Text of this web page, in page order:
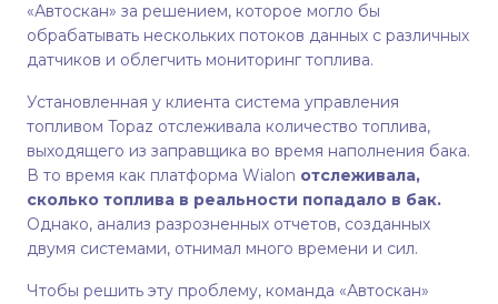
«Автоскан» за решением, которое могло бы
обрабатывать нескольких потоков данных с различных
датчиков и облегчить мониторинг топлива.
Установленная у клиента система управления
топливом Topaz отслеживала количество топлива,
выходящего из заправщика во время наполнения бака.
В то время как платформа Wialon отслеживала,
сколько топлива в реальности попадало в бак.
Однако, анализ разрозненных отчетов, созданных
двумя системами, отнимал много времени и сил.
Чтобы решить эту проблему, команда «Автоскан»